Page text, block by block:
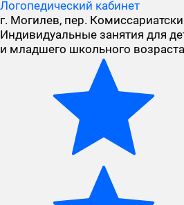
Логопедический кабинет
г. Могилев, пер.
Индивидуальные занятия для
и младшего школьного возраста